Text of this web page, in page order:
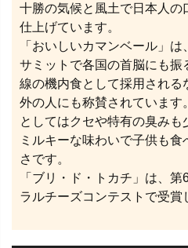
十勝の気候と風土で日本人の
仕上げています。
「おいしいカマンベール」
サミットで各国の首脳にも
線の機内食として採用される
外の人にも称賛されています
としてはクセや特有の臭みも
ミルキーな味わいで子供も
さです。
「ブリ・ド・トカチ」は、
ラルチーズコンテストで受賞